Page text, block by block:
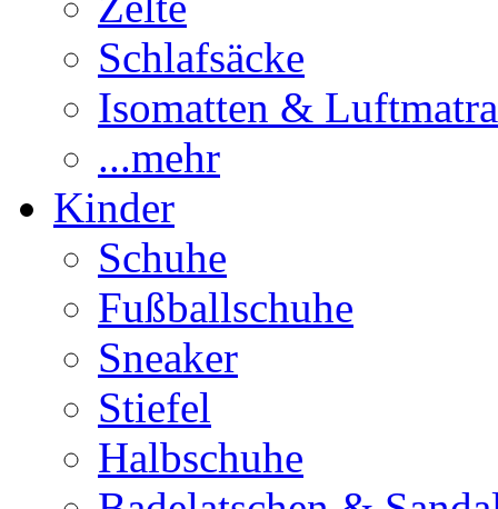
Schlafsäcke
Isomatten &
...mehr
Kinder
Schuhe
Fußballschuhe
Sneaker
Stiefel
Halbschuhe